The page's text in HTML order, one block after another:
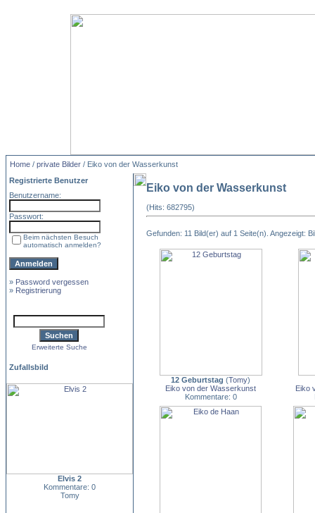
Home / private Bilder / Eiko von der Wasserkunst
Registrierte Benutzer
Benutzername:
Passwort:
Beim nächsten Besuch
automatisch anmelden?
» Password vergessen
» Registrierung
Erweiterte Suche
Zufallsbild
Elvis 2
Kommentare: 0
Tomy
Eiko von der Wasserkunst
(Hits: 682795)
Gefunden: 11 Bild(er) auf 1 Seite(n). Angezeigt:
12 Geburtstag (Tomy)
Eiko von der Wasserkunst
Kommentare: 0
Eiko